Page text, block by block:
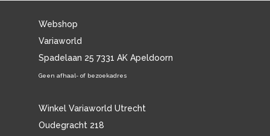
Webshop
Variaworld
Spadelaan 25 7331 AK Apeldoorn
Geen afhaal- of bezoekadres
Winkel Variaworld Utrecht
Oudegracht 218